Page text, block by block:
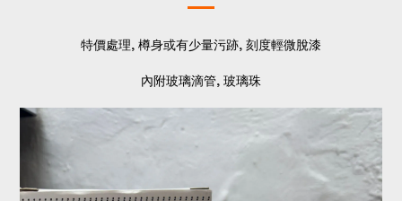
特價處理, 樽身或有少量污跡, 刻度輕微脫漆
內附玻璃滴管, 玻璃珠